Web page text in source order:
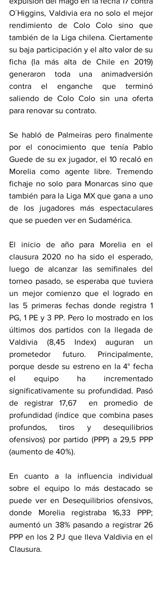
O´Higgins, Valdivia era no solo el mejor
rendimiento de Colo Colo sino que
también de la Liga chilena. Ciertamente
su baja participación y el alto valor de su
ficha (la más alta de Chile en 2019)
generaron toda una animadversión
contra el enganche que terminó
saliendo de Colo Colo sin una oferta
para renovar su contrato.
Se habló de Palmeiras pero finalmente
por el conocimiento que tenía Pablo
Guede de su ex jugador, el 10 recaló en
Morelia como agente libre. Tremendo
fichaje no solo para Monarcas sino que
también para la Liga MX que gana a uno
de los jugadores más espectaculares
que se pueden ver en Sudamérica.
El inicio de año para Morelia en el
clausura 2020 no ha sido el esperado,
luego de alcanzar las semifinales del
torneo pasado, se esperaba que tuviera
un mejor comienzo que el logrado en
las 5 primeras fechas donde registra 1
PG, 1 PE y 3 PP. Pero lo mostrado en los
últimos dos partidos con la llegada de
Valdivia (8,45 Index) auguran un
prometedor futuro. Principalmente,
porque desde su estreno en la 4° fecha
el equipo ha incrementado
significativamente su profundidad. Pasó
de registrar 17,67  en promedio de
profundidad (índice que combina pases
profundos, tiros y desequilibrios
ofensivos) por partido (PPP) a 29,5 PPP
(aumento de 40%).
En cuanto a la influencia individual
sobre el equipo lo más destacado se
puede ver en Desequilibrios ofensivos,
donde Morelia registraba 16,33 PPP;
aumentó un 38% pasando a registrar 26
PPP en los 2 PJ que lleva Valdivia en el
Clausura.